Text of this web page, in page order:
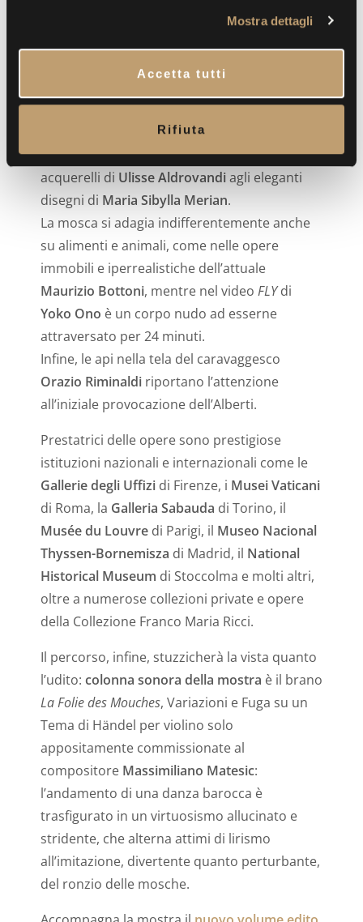
Mostra dettagli
Accetta tutti
Rifiuta
Variopinte composizioni floreali in cui una
la sala dedicata alle nature morte e la
condividono con alcuni dei più importanti
volumi a stampa dedicati all’insetto, dagli
acquerelli di Ulisse Aldrovandi agli eleganti
disegni di Maria Sibylla Merian.
La mosca si adagia indifferentemente anche
su alimenti e animali, come nelle opere
immobili e iperrealistiche dell’attuale
Maurizio Bottoni, mentre nel video FLYdi
Yoko Ono è un corpo nudo ad esserne
attraversato per 24 minuti.
Infine, le api nella tela del caravaggesco
Orazio Riminaldi riportano l’attenzione
all’iniziale provocazione dell’Alberti.
Prestatrici delle opere sono prestigiose
istituzioni nazionali e internazionali come le
Gallerie degli Uffizi di Firenze, i Musei Vaticani
di Roma, la Galleria Sabauda di Torino, il
Musée du Louvre di Parigi, il Museo Nacional
Thyssen-Bornemisza di Madrid, il National
Historical Museum di Stoccolma e molti altri,
oltre a numerose collezioni private e opere
della Collezione Franco Maria Ricci.
Il percorso, infine, stuzzicherà la vista quanto
l’udito: colonna sonora della mostra è il brano
La Folie des Mouches, Variazioni e Fuga su un
Tema di Händel per violino solo
appositamente commissionate al
compositore Massimiliano Matesic:
l’andamento di una danza barocca è
trasfigurato in un virtuosismo allucinato e
stridente, che alterna attimi di lirismo
all’imitazione, divertente quanto perturbante,
del ronzio delle mosche.